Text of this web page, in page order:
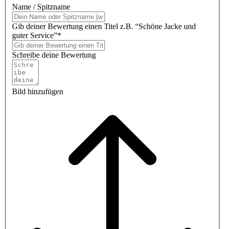
Name / Spitzname
Gib deiner Bewertung einen Titel z.B. “Schöne Jacke und
guter Service”*
Schreibe deine Bewertung
Bild hinzufügen